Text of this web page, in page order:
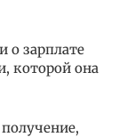
о зарплате
которой она